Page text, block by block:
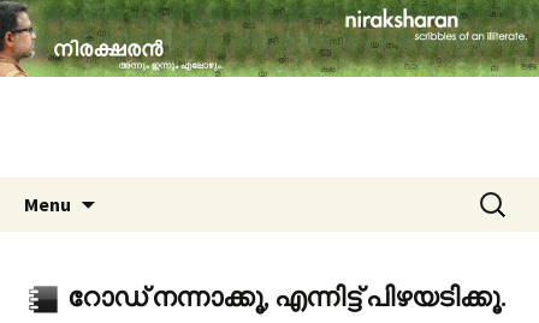
niraksharan (നിരക്ഷരൻ)
travelogues, book reviews, social issues,
cinema, memories & lot more…
Menu
Search
for:
റോഡ് നന്നാക്കൂ, എന്നിട്ട് പിഴയടിക്കൂ.